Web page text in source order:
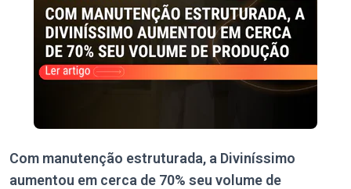
Com manutenção estruturada, a Diviníssimo
aumentou em cerca de 70% seu volume de